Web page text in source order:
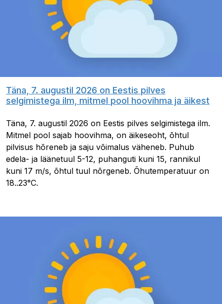
Täna, 7. augustil 2026 on Eestis pilves
selgimistega ilm, mitmel pool hoovihma ja äikest
Täna, 7. augustil 2026 on Eestis pilves selgimistega ilm.
Mitmel pool sajab hoovihma, on äikeseoht, õhtul
pilvisus hõreneb ja saju võimalus väheneb. Puhub
edela- ja läänetuul 5-12, puhanguti kuni 15, rannikul
kuni 17 m/s, õhtul tuul nõrgeneb. Õhutemperatuur on
18..23°C.